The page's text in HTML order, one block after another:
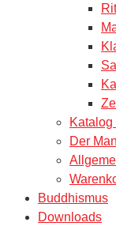
Der
Buddhismus
Downloads